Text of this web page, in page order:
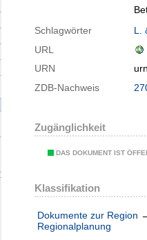
Schlagwörter
L.
URL
URN
ZDB-Nachweis
Zugänglichkeit
DAS DOKUMENT IST
Klassifikation
Dokumente zur Region
Regionalplanung